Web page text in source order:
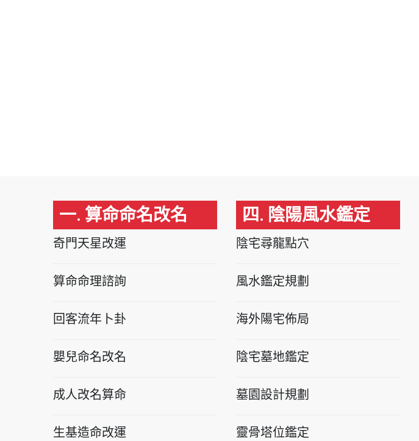
一. 算命命名改名
奇門天星改運
算命命理諮詢
回客流年卜卦
嬰兒命名改名
成人改名算命
生基造命改運
四. 陰陽風水鑑定
陰宅尋龍點穴
風水鑑定規劃
海外陽宅佈局
陰宅墓地鑑定
墓園設計規劃
靈骨塔位鑑定